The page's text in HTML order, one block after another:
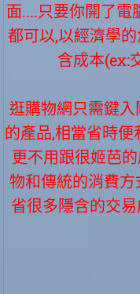
面....只要你開了電
都可以,以經濟學
含成本(ex:
逛購物網只需鍵
的產品,相當省時便
更不用跟很姬芭
物和傳統的消費
省很多隱含的交